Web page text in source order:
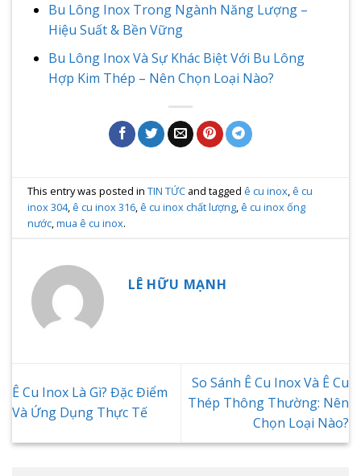
Bu Lông Inox Trong Ngành Năng Lượng –
Hiệu Suất & Bền Vững
Bu Lông Inox Và Sự Khác Biệt Với Bu Lông
Hợp Kim Thép – Nên Chọn Loại Nào?
This entry was posted inTIN TỨC and tagged ê cu inox, ê cu
inox 304, ê cu inox 316, ê cu inox chất lượng, ê cu inox ống
nước,mua ê cu inox.
LÊ HỮU MẠNH
Ê Cu Inox Là Gì? Đặc Điểm
Và Ứng Dụng Thực Tế
So Sánh Ê Cu Inox Và Ê Cu
Thép Thông Thường: Nên
Chọn Loại Nào?